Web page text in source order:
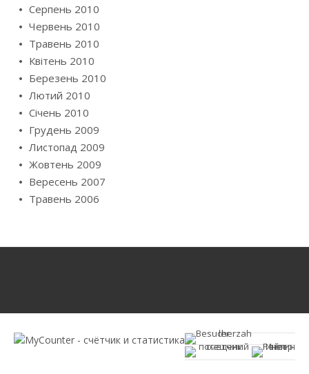
Серпень 2010
Червень 2010
Травень 2010
Квітень 2010
Березень 2010
Лютий 2010
Січень 2010
Грудень 2009
Листопад 2009
Жовтень 2009
Вересень 2007
Травень 2006